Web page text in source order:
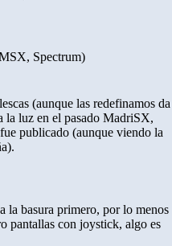
Spectrum)
(aunque las redefinamos da
la luz en el pasado MadriSX,
publicado (aunque viendo la
la basura primero, por lo menos
pantallas con joystick, algo es